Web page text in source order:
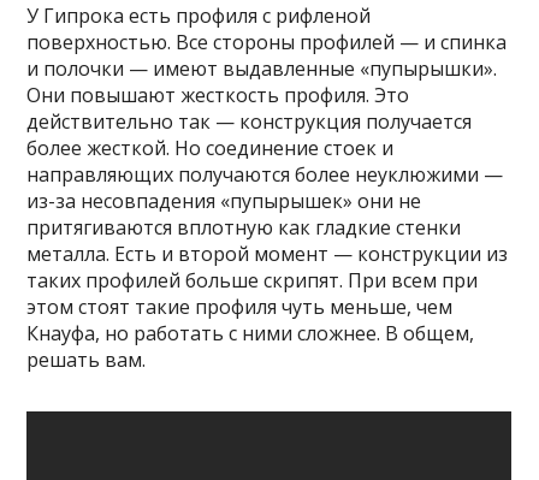
У Гипрока есть профиля с рифленой
поверхностью. Все стороны профилей — и спинка
и полочки — имеют выдавленные «пупырышки».
Они повышают жесткость профиля. Это
действительно так — конструкция получается
более жесткой. Но соединение стоек и
направляющих получаются более неуклюжими —
из-за несовпадения «пупырышек» они не
притягиваются вплотную как гладкие стенки
металла. Есть и второй момент — конструкции из
таких профилей больше скрипят. При всем при
этом стоят такие профиля чуть меньше, чем
Кнауфа, но работать с ними сложнее. В общем,
решать вам.